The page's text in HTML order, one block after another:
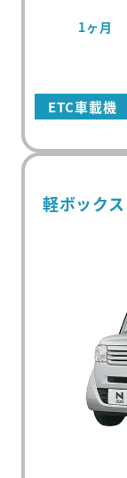
1ヶ月
ETC車載機
軽ボックス